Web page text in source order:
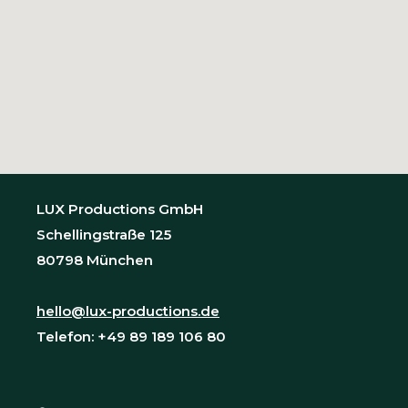
LUX Productions GmbH
Schellingstraße 125
80798 München
hello@lux-productions.de
Telefon: +49 89 189 106 80